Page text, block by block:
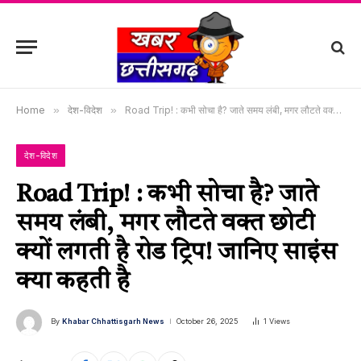
Home » देश-विदेश » Road Trip! : कभी सोचा है? जाते समय लंबी, मगर लौटते वक्त छोटी क्यों लगती है रोड ट्रिप! जानिए साइंस क्या कहती है
देश-विदेश
Road Trip! : कभी सोचा है? जाते
समय लंबी, मगर लौटते वक्त छोटी
क्यों लगती है रोड ट्रिप! जानिए साइंस
क्या कहती है
By Khabar Chhattisgarh News October 26, 2025 1 Views